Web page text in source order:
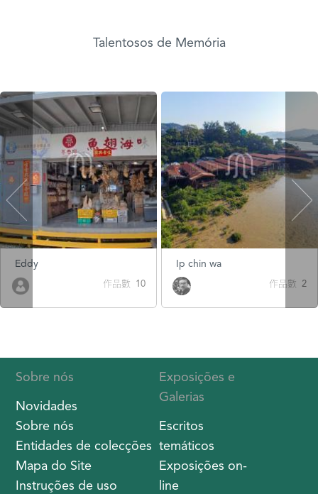
Talentosos de Memória
Eddy
作品數 10
Ip chin wa
作品數 2
Sobre nós
Novidades
Sobre nós
Entidades de colecções
Mapa do Site
Instruções de uso
Exposições e
Galerias
Escritos
temáticos
Exposições on-
line